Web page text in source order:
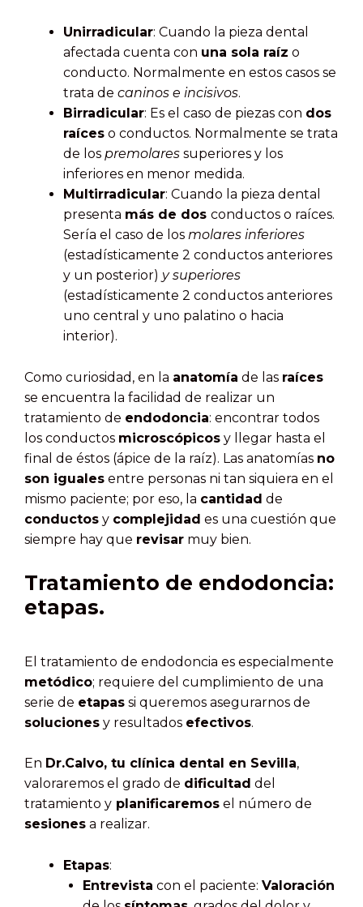
Unirradicular: Cuando la pieza dental
afectada cuenta con una sola raíz o
conducto. Normalmente en estos casos se
trata de caninos e incisivos.
Birradicular: Es el caso de piezas con dos
raíces o conductos. Normalmente se trata
de los premolares superiores y los
inferiores en menor medida.
Multirradicular: Cuando la pieza dental
presenta más de dos conductos o raíces.
Sería el caso de los molares inferiores
(estadísticamente 2 conductos anteriores
y un posterior) y superiores
(estadísticamente 2 conductos anteriores
uno central y uno palatino o hacia
interior).
Como curiosidad, en la anatomía de las raíces
se encuentra la facilidad de realizar un
tratamiento de endodoncia: encontrar todos
los conductos microscópicos y llegar hasta el
final de éstos (ápice de la raíz). Las anatomías no
son iguales entre personas ni tan siquiera en el
mismo paciente; por eso, la cantidad de
conductos y complejidad es una cuestión que
siempre hay que revisar muy bien.
Tratamiento de endodoncia:
etapas.
El tratamiento de endodoncia es especialmente
metódico; requiere del cumplimiento de una
serie de etapas si queremos asegurarnos de
soluciones y resultados efectivos.
En Dr.Calvo, tu clínica dental en Sevilla,
valoraremos el grado de dificultad del
tratamiento y planificaremos el número de
sesiones a realizar.
Etapas:
Entrevista con el paciente: Valoración